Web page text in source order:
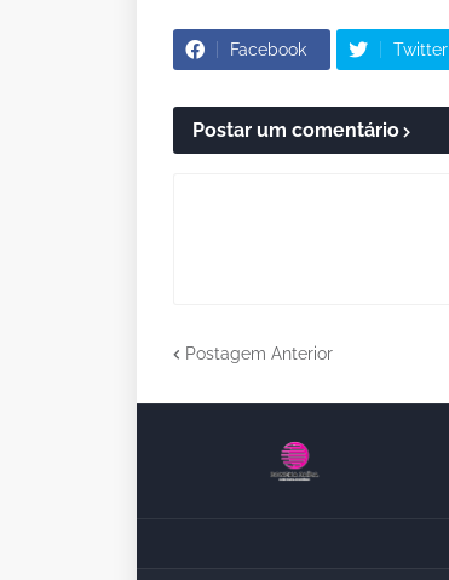
Facebook Twitter
Postar um comentário
Postagem Anterior